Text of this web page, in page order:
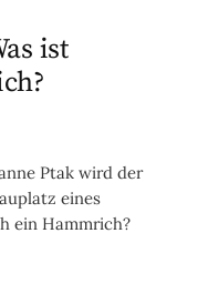
ist
Ptak wird der
eines
ein Hammrich?